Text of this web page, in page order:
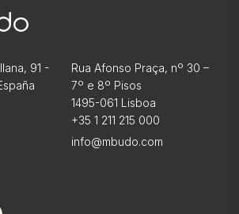
91 -
Rua Afonso Praça, nº 30 –
7º e 8º Pisos
1495-061 Lisboa
+35 1 211 215 000
info@mbudo.com